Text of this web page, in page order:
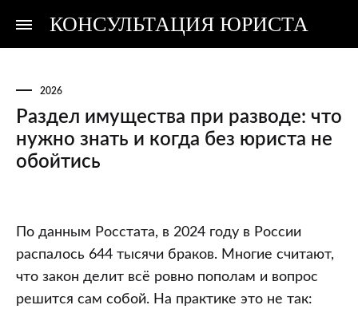
КОНСУЛЬТАЦИЯ ЮРИСТА
Консультация
Консультация
2026
Раздел имущества при разводе: что
нужно знать и когда без юриста не
обойтись
Раздел
имущества
при
разводе:
По данным Росстата, в 2024 году в России
распалось 644 тысячи браков. Многие считают,
что закон делит всё ровно пополам и вопрос
решится сам собой. На практике это не так: